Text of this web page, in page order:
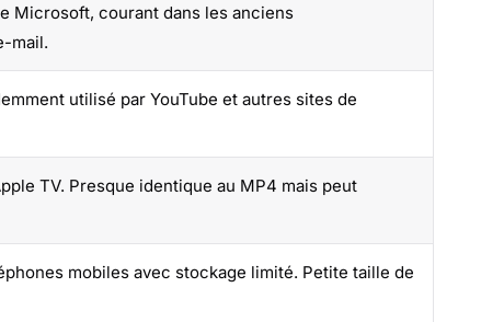
Microsoft, courant dans les anciens
mail.
utilisé par YouTube et autres sites de
TV. Presque identique au MP4 mais peut
mobiles avec stockage limité. Petite taille de